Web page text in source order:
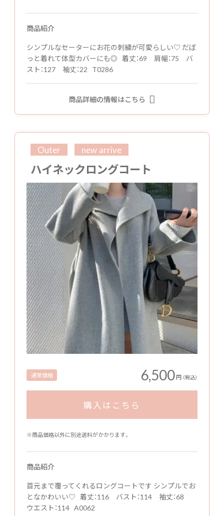
商品紹介
シンプルなセーターにお花の刺繍が可愛らしい♡ だぼ
っと着れて体型カバーにも◎ 着丈：69 肩幅：75 バ
スト：127 袖丈：22 T0286
商品詳細の情報はこちら
Outer new arrive
ハイネックロングコート
通常価格 6,500円 （税込）
購入はこちら
※商品価格以外に別途送料がかかります。
商品紹介
首元まで覆ってくれるロングコートです シンプルでお
となかわいい♡ 着丈：116 バスト：114 袖丈：68
ウエスト：114 A0062